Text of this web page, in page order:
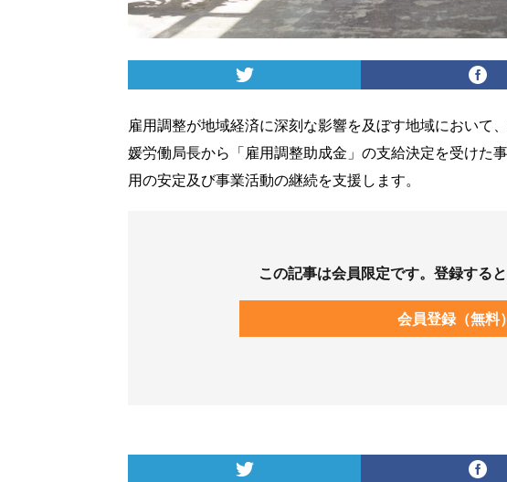
雇用調整が地域経済に深刻な影響を及ぼす地域において
媛労働局長から「雇用調整助成金」の支給決定を受けた
用の安定及び事業活動の継続を支援します。
この記事は会員限定です。登録する
会員登録（無料